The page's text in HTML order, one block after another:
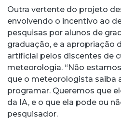
Outra vertente do projeto
envolvendo o incentivo ao
pesquisas por alunos de
graduação, e a apropriação
artificial pelos discentes de
meteorologia. “Não
que o meteorologista saiba
programar. Queremos que
da IA, e o que ela pode ou
pesquisador.